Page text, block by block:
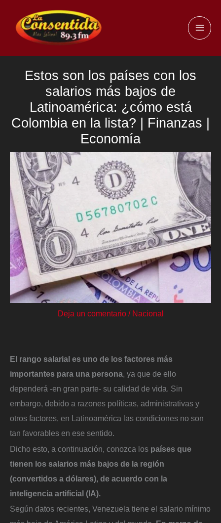
contenido
Estos son los países con los
salarios más bajos de
Latinoamérica: ¿cómo está
Colombia en la lista? | Finanzas |
Economía
Deja un comentario / Nacional
El rango salarial es uno de los factores más
importantes para una persona, ya que de ello
dependerá -en gran parte- su calidad de vida. Sin
embargo, debido a razones políticas, administrativas y
otros factores, en Latinoamérica las condiciones no son
tan favorables en ese sentido.
Dicho esto, a continuación, conozca los países que
tienen los salarios más bajos de la región
(convertidos a dólares), de acuerdo con la
inteligencia artificial (IA).
Según datos recientes, Venezuela tiene el salario mínimo